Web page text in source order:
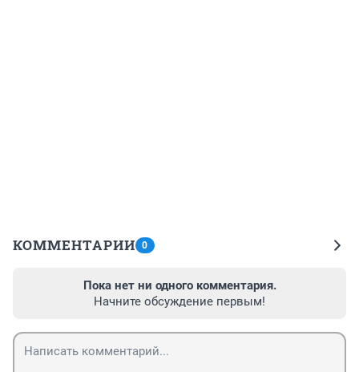
КОММЕНТАРИИ 0
Пока нет ни одного комментария.
Начните обсуждение первым!